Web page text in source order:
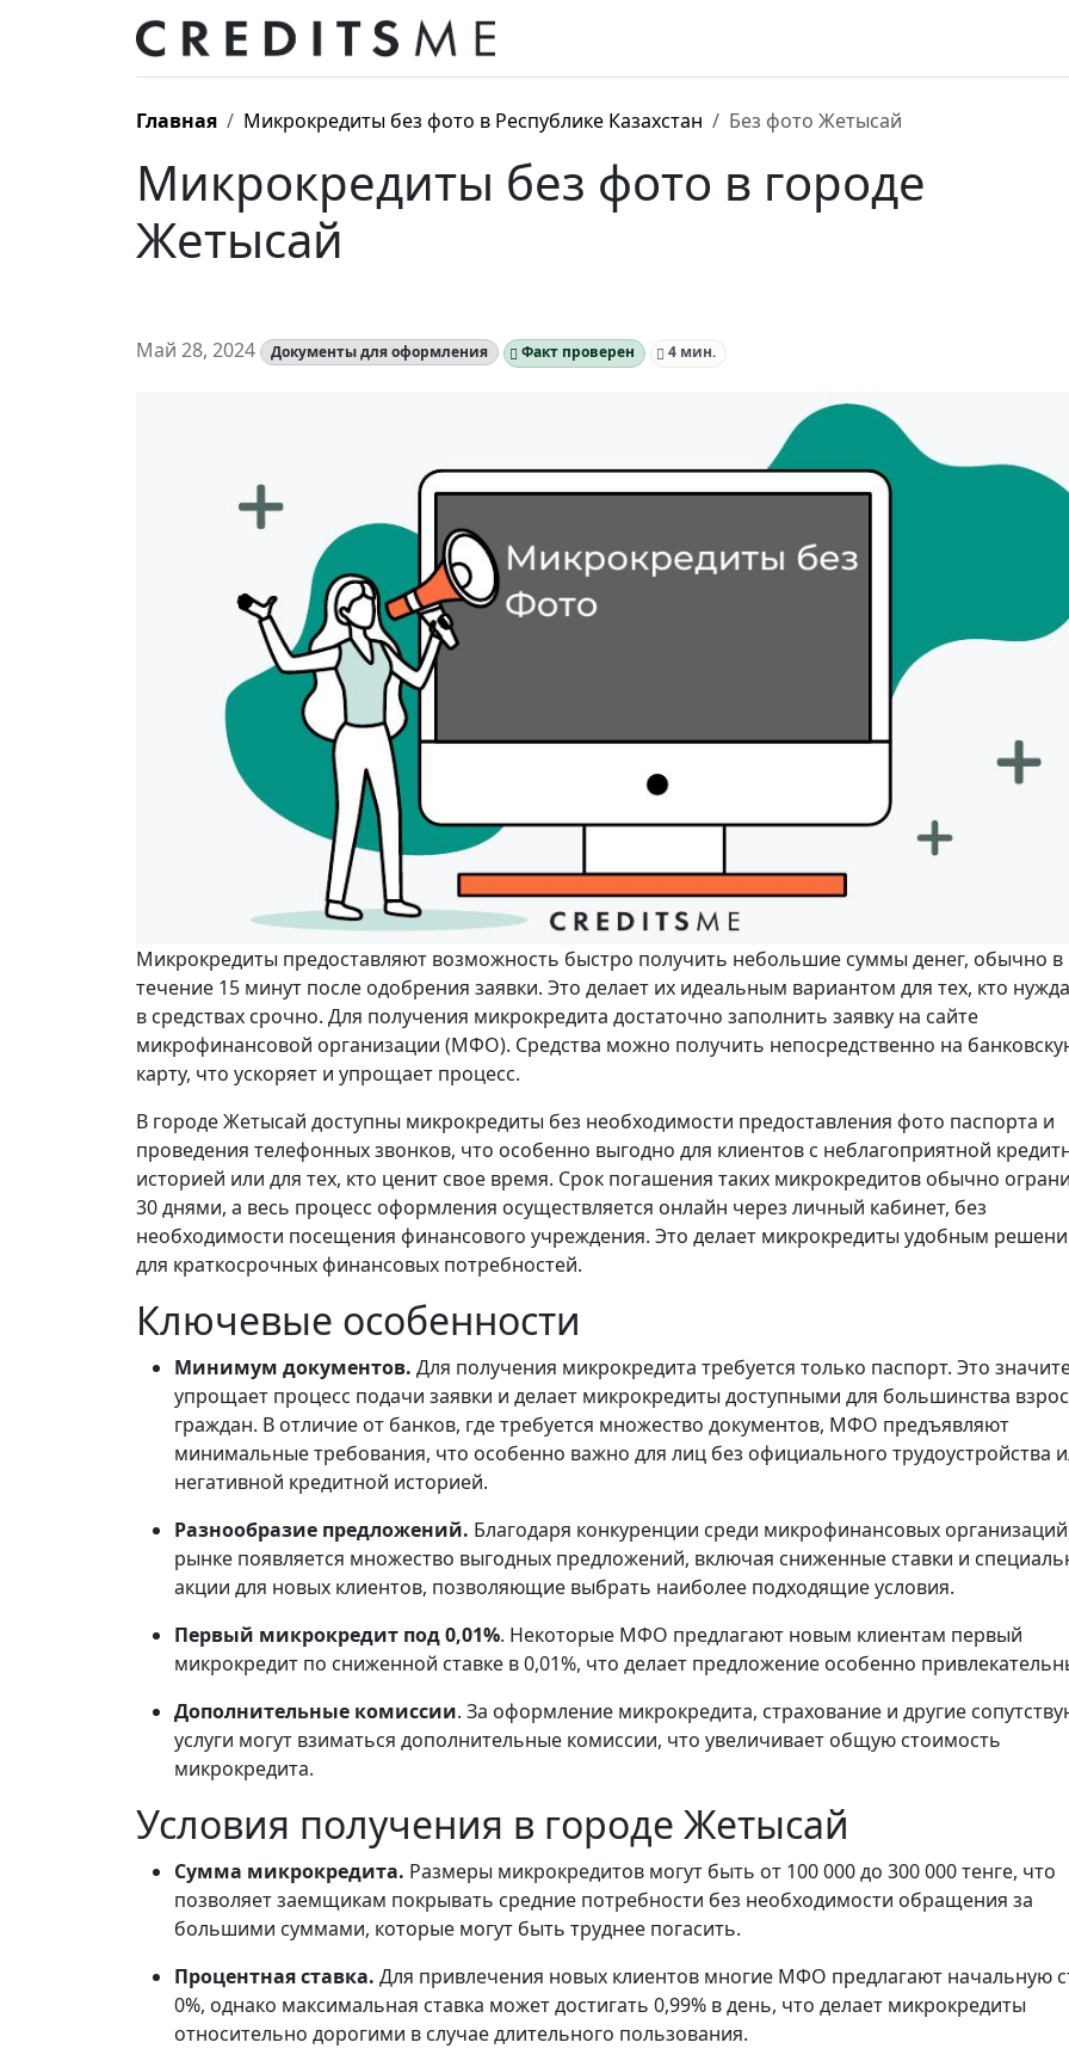
Главная Микрокредиты без фото в Республике Казахстан Без фото Жетысай
Микрокредиты без фото в городе
Жетысай
Май 28, 2024 Документы для оформления Факт проверен 4 мин.
Микрокредиты предоставляют возможность быстро получить небольшие суммы денег, обычно в
течение 15 минут после одобрения заявки. Это делает их идеальным вариантом для тех, кто
в средствах срочно. Для получения микрокредита достаточно заполнить заявку на сайте
микрофинансовой организации (МФО). Средства можно получить непосредственно на
карту, что ускоряет и упрощает процесс.
В городе Жетысай доступны микрокредиты без необходимости предоставления фото паспорта и
проведения телефонных звонков, что особенно выгодно для клиентов с неблагоприятной
историей или для тех, кто ценит свое время. Срок погашения таких микрокредитов обычно
30 днями, а весь процесс оформления осуществляется онлайн через личный кабинет, без
необходимости посещения финансового учреждения. Это делает микрокредиты удобным
для краткосрочных финансовых потребностей.
Ключевые особенности
Минимум документов. Для получения микрокредита требуется только паспорт. Это
упрощает процесс подачи заявки и делает микрокредиты доступными для большинства
граждан. В отличие от банков, где требуется множество документов, МФО предъявляют
минимальные требования, что особенно важно для лиц без официального трудоустройства
негативной кредитной историей.
Разнообразие предложений. Благодаря конкуренции среди микрофинансовых
рынке появляется множество выгодных предложений, включая сниженные ставки и
акции для новых клиентов, позволяющие выбрать наиболее подходящие условия.
Первый микрокредит под 0,01%. Некоторые МФО предлагают новым клиентам первый
микрокредит по сниженной ставке в 0,01%, что делает предложение особенно
Дополнительные комиссии. За оформление микрокредита, страхование и другие
услуги могут взиматься дополнительные комиссии, что увеличивает общую стоимость
микрокредита.
Условия получения в городе Жетысай
Сумма микрокредита. Размеры микрокредитов могут быть от 100 000 до 300 000 тенге, что
позволяет заемщикам покрывать средние потребности без необходимости обращения за
большими суммами, которые могут быть труднее погасить.
Процентная ставка. Для привлечения новых клиентов многие МФО предлагают начальную
0%, однако максимальная ставка может достигать 0,99% в день, что делает микрокредиты
относительно дорогими в случае длительного пользования.